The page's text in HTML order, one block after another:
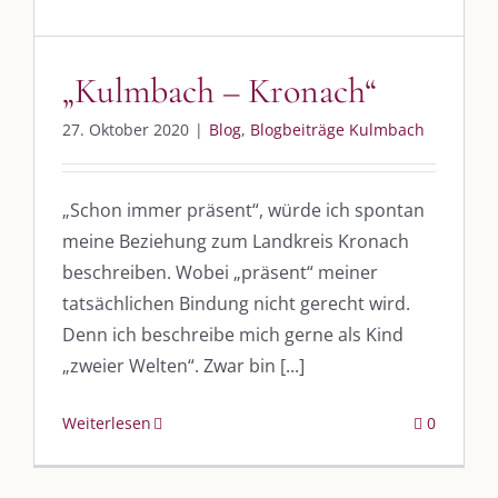
„Kulmbach – Kronach“
27. Oktober 2020 | Blog, Blogbeiträge Kulmbach
„Schon immer präsent“, würde ich spontan
meine Beziehung zum Landkreis Kronach
beschreiben. Wobei „präsent“ meiner
tatsächlichen Bindung nicht gerecht wird.
Denn ich beschreibe mich gerne als Kind
„zweier Welten“. Zwar bin [...]
Weiterlesen 0